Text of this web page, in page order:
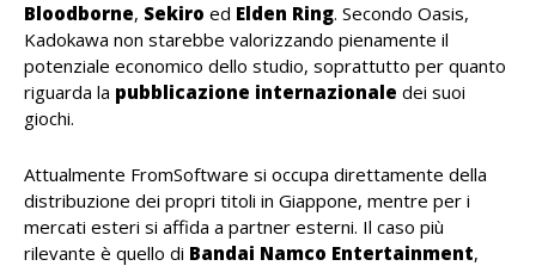
Bloodborne, Sekiro ed Elden Ring. Secondo Oasis,
Kadokawa non starebbe valorizzando pienamente il
potenziale economico dello studio, soprattutto per quanto
riguarda la pubblicazione internazionale dei suoi
giochi.
Attualmente FromSoftware si occupa direttamente della
distribuzione dei propri titoli in Giappone, mentre per i
mercati esteri si affida a partner esterni. Il caso più
rilevante è quello di Bandai Namco Entertainment,